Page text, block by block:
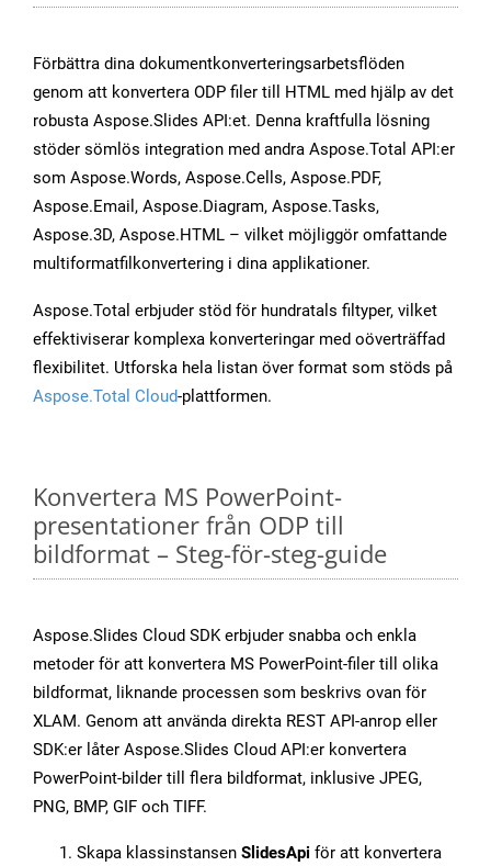
Förbättra dina dokumentkonverteringsarbetsflöden
genom att konvertera ODP filer till HTML med hjälp av det
robusta Aspose.Slides API:et. Denna kraftfulla lösning
stöder sömlös integration med andra Aspose.Total API:er
som Aspose.Words, Aspose.Cells, Aspose.PDF,
Aspose.Email, Aspose.Diagram, Aspose.Tasks,
Aspose.3D, Aspose.HTML – vilket möjliggör omfattande
multiformatfilkonvertering i dina applikationer.
Aspose.Total erbjuder stöd för hundratals filtyper, vilket
effektiviserar komplexa konverteringar med oöverträffad
flexibilitet. Utforska hela listan över format som stöds på
Aspose.Total Cloud-plattformen.
Konvertera MS PowerPoint-
presentationer från ODP till
bildformat – Steg-för-steg-guide
Aspose.Slides Cloud SDK erbjuder snabba och enkla
metoder för att konvertera MS PowerPoint-filer till olika
bildformat, liknande processen som beskrivs ovan för
XLAM. Genom att använda direkta REST API-anrop eller
SDK:er låter Aspose.Slides Cloud API:er konvertera
PowerPoint-bilder till flera bildformat, inklusive JPEG,
PNG, BMP, GIF och TIFF.
Skapa klassinstansen SlidesApi för att konvertera